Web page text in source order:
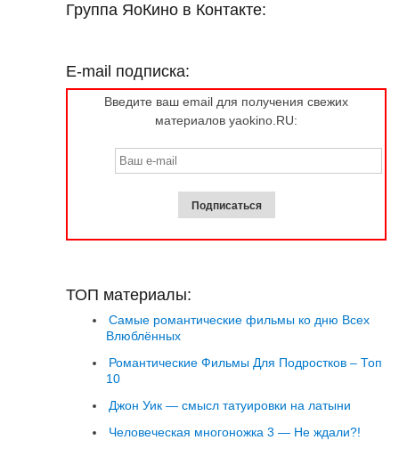
Группа ЯоКино в Контакте:
E-mail подписка:
Введите ваш email для получения свежих
материалов yaokino.RU:
ТОП материалы:
Самые романтические фильмы ко дню Всех
Влюблённых
Романтические Фильмы Для Подростков – Топ
10
Джон Уик — смысл татуировки на латыни
Человеческая многоножка 3 — Не ждали?!